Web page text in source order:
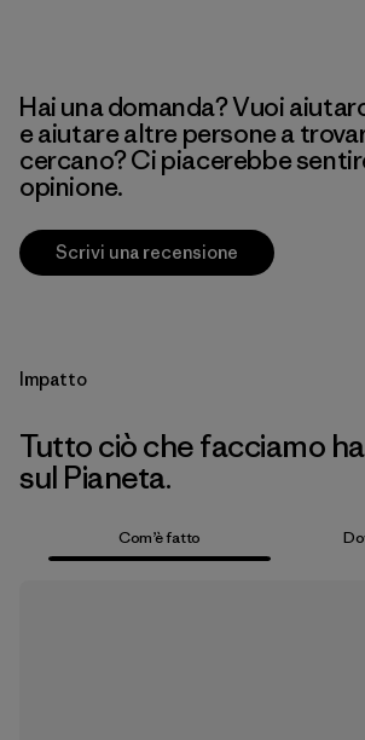
Hai una domanda? Vuoi
e aiutare altre persone a
cercano? Ci piacerebbe
opinione.
Scrivi una recensione
Impatto
Tutto ciò che facciamo
sul Pianeta.
Com’è fatto